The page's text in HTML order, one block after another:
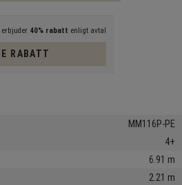
40% rabatt enligt avtal
RABATT
MM116P-PE
4+
6.91 m
2.21 m